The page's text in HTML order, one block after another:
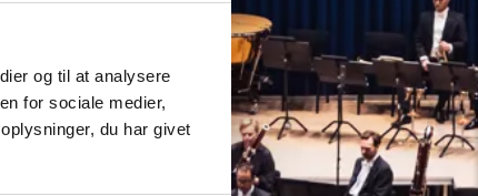
og til at analysere
for sociale medier,
du har givet